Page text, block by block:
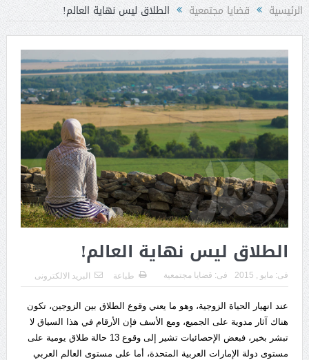
الرئيسية قضايا مجتمعية الطلاق ليس نهاية العالم!
الطلاق ليس نهاية العالم!
فى: مايو , 2015 فى: قضايا مجتمعية طباعة البريد الالكترونى
عند انهيار الحياة الزوجية، وهو ما يعني وقوع الطلاق بين الزوجين، تكون
هناك آثار مدوية على الجميع، ومع الأسف فإن الأرقام في هذا السياق لا
تبشر بخير، فبعض الإحصائيات تشير إلى وقوع 13 حالة طلاق يومية على
مستوى دولة الإمارات العربية المتحدة، أما على مستوى العالم العربي